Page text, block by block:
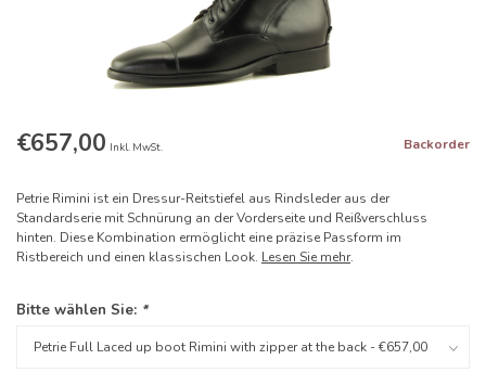
€657,00 Inkl. MwSt. Backorder
Petrie Rimini ist ein Dressur-Reitstiefel aus Rindsleder aus der
Standardserie mit Schnürung an der Vorderseite und Reißverschluss
hinten. Diese Kombination ermöglicht eine präzise Passform im
Ristbereich und einen klassischen Look. Lesen Sie mehr.
Bitte wählen Sie: *